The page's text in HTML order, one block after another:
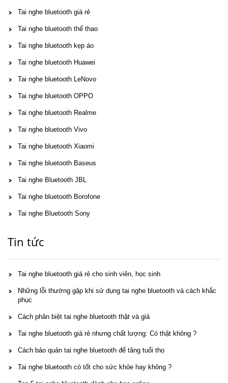
Tai nghe bluetooth giá rẻ
Tai nghe bluetooth thể thao
Tai nghe bluetooth kẹp áo
Tai nghe bluetooth Huawei
Tai nghe bluetooth LeNovo
Tai nghe bluetooth OPPO
Tai nghe bluetooth Realme
Tai nghe bluetooth Vivo
Tai nghe bluetooth Xiaomi
Tai nghe bluetooth Baseus
Tai nghe Bluetooth JBL
Tai nghe bluetooth Borofone
Tai nghe Bluetooth Sony
Tin tức
Tai nghe bluetooth giá rẻ cho sinh viên, học sinh
Những lỗi thường gặp khi sử dụng tai nghe bluetooth và cách khắc
phục
Cách phân biệt tai nghe bluetooth thật và giả
Tai nghe bluetooth giá rẻ nhưng chất lượng: Có thật không ?
Cách bảo quản tai nghe bluetooth để tăng tuổi thọ
Tai nghe bluetooth có tốt cho sức khỏe hay không ?